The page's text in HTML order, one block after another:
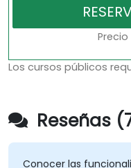
Los cursos públicos
Reseñas
Conocer las